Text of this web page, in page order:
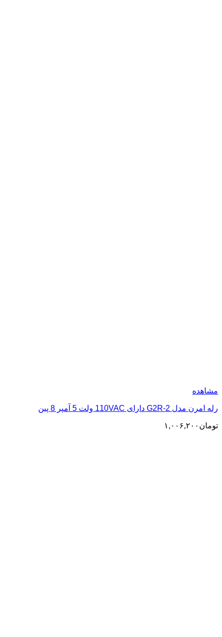
مشاهده
رله امرن مدل G2R-2 دارای 110VAC ولت 5 آمپر 8 پین
تومان ۱,۰۰۶,۲۰۰